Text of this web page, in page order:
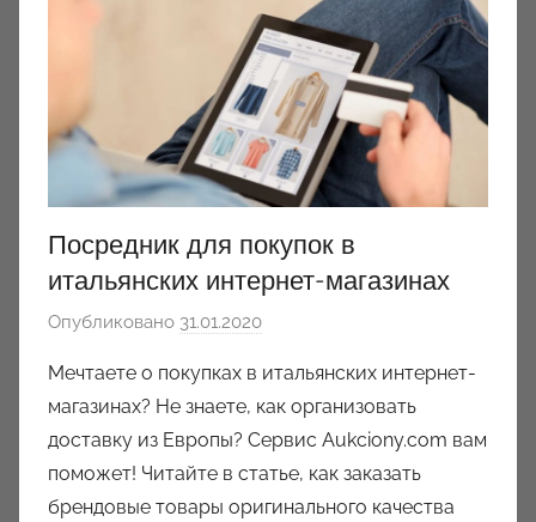
Посредник для покупок в
итальянских интернет-магазинах
Опубликовано 31.01.2020
т
о
р
о
м
Мечтаете о покупках в итальянских интернет-
магазинах? Не знаете, как организовать
доставку из Европы? Сервис Aukciony.com вам
поможет! Читайте в статье, как заказать
брендовые товары оригинального качества